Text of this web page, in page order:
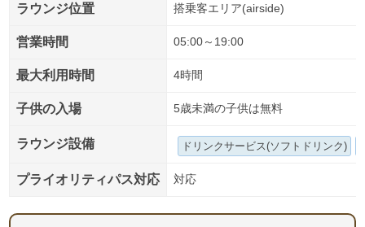
ラウンジ位置 搭乗客エリア(airside)
営業時間 05:00～19:00
最大利用時間 4時間
子供の入場 5歳未満の子供は無料
ラウンジ設備 ドリンクサービス(ソフトドリンク)
プライオリティパス対応 対応